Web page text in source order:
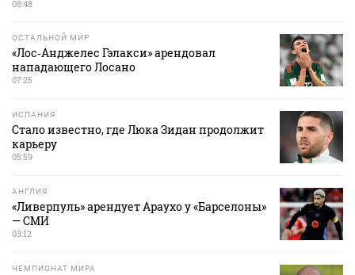
08:48
ОСТАЛЬНОЙ МИР
«Лос‑Анджелес Гэлакси» арендовал
нападающего Лосано
07:25
ИСПАНИЯ
Стало известно, где Люка Зидан продолжит
карьеру
05:59
АНГЛИЯ
«Ливерпуль» арендует Араухо у «Барселоны»
— СМИ
03:12
ЧЕМПИОНАТ МИРА